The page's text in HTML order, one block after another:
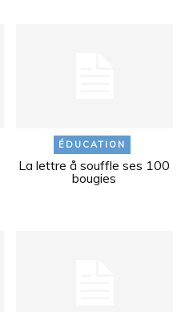
ÉDUCATION
La lettre å souffle ses 100
bougies